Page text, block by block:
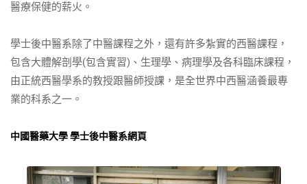
醫療保健的薪火。
學士後中醫系除了中醫課程之外，還有許多紮實的西醫課程，
包含大體解剖學(包含實習)、生理學、病理學及各科臨床課程，
由正統西醫學系的教授跟醫師授課，是全世界中西醫涵養最專
業的科系之一。
中國醫藥大學 學士後中醫系網頁